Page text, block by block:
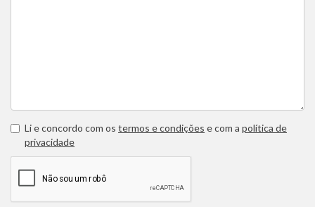
Li e concordo com os termos e condições e com a política de
privacidade